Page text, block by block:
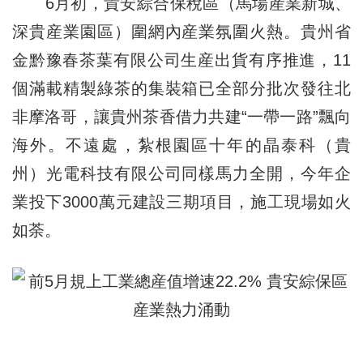
深貴産業園區）圍網內産業氛圍火熱。貴州省
金黔豫春茶葉有限公司生産出貨有序推進，11
個滿載精製綠茶的集裝箱已全部分批次發往北
非摩洛哥，讓貴州茶香借力共建“一帶一路”飄向
海外。不遠處，紮根園區十年的晶泰科（貴
州）光電科技有限公司同樣馬力全開，今年企
業投下3000萬元建設三期項目，施工現場如火
如荼。